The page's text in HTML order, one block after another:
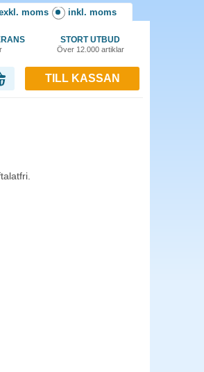
moms inkl. moms
STORT UTBUD
Över 12.000 artiklar
TILL KASSAN